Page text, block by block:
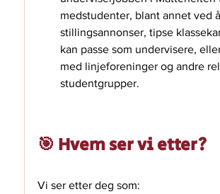
medstudenter, blant annet ved
stillingsannonser, tipse
kan passe som undervisere,
med linjeforeninger og andre
studentgrupper.
🎯 Hvem ser vi etter?
Vi ser etter deg som: